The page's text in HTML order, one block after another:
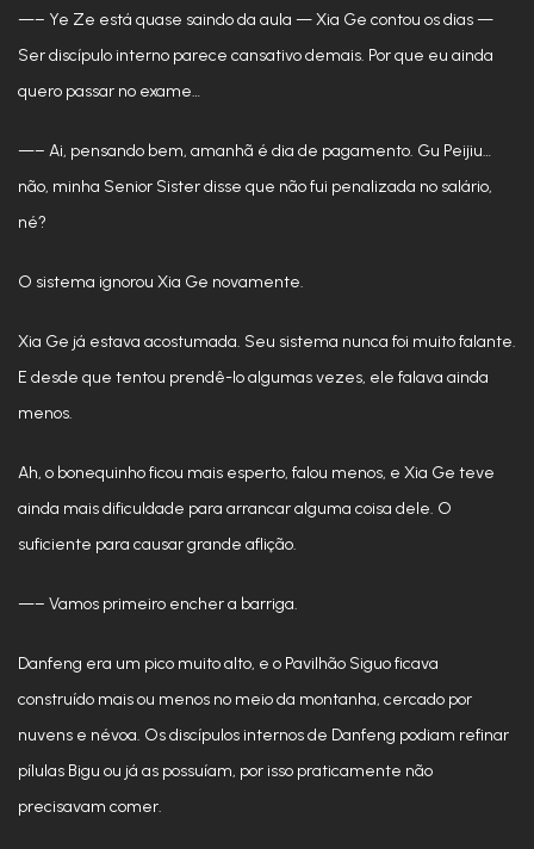
—– Ye Ze está quase saindo da aula — Xia Ge contou os dias —
Ser discípulo interno parece cansativo demais. Por que eu ainda
quero passar no exame…
—– Ai, pensando bem, amanhã é dia de pagamento. Gu Peijiu…
não, minha Senior Sister disse que não fui penalizada no salário,
né?
O sistema ignorou Xia Ge novamente.
Xia Ge já estava acostumada. Seu sistema nunca foi muito falante.
E desde que tentou prendê-lo algumas vezes, ele falava ainda
menos.
Ah, o bonequinho ficou mais esperto, falou menos, e Xia Ge teve
ainda mais dificuldade para arrancar alguma coisa dele. O
suficiente para causar grande aflição.
—– Vamos primeiro encher a barriga.
Danfeng era um pico muito alto, e o Pavilhão Siguo ficava
construído mais ou menos no meio da montanha, cercado por
nuvens e névoa. Os discípulos internos de Danfeng podiam refinar
pílulas Bigu ou já as possuíam, por isso praticamente não
precisavam comer.